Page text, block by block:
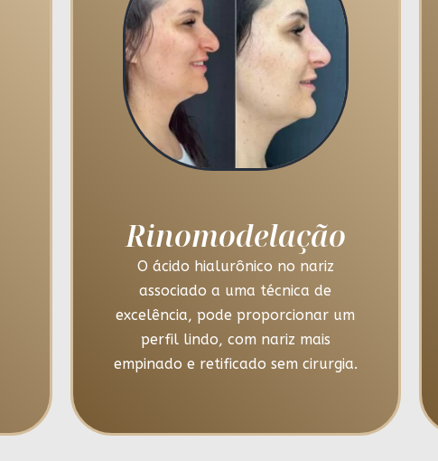
Rinomodelação
O ácido hialurônico no nariz
associado a uma técnica de
excelência, pode proporcionar um
perfil lindo, com nariz mais
empinado e retificado sem cirurgia.